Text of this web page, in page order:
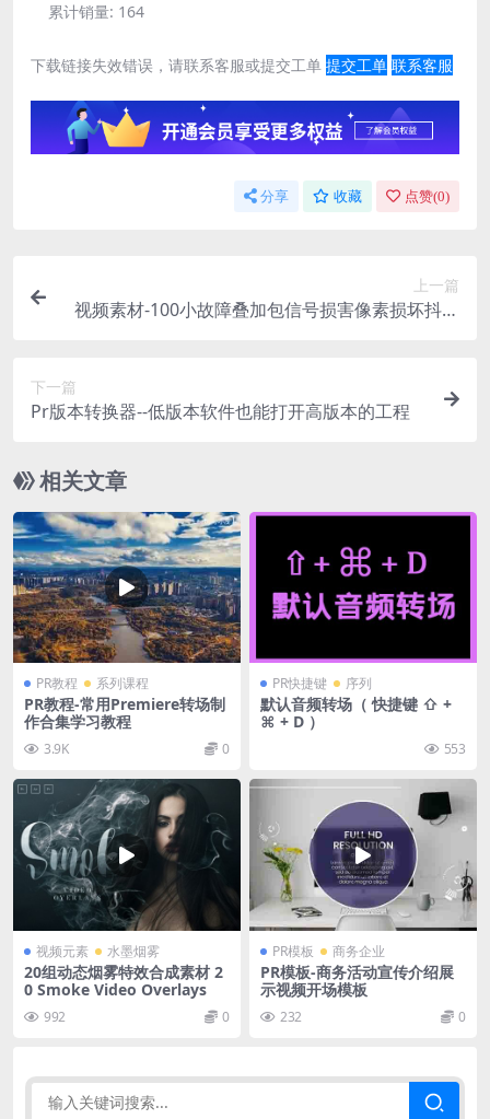
累计销量: 164
下载链接失效错误，请联系客服或提交工单 提交工单 联系客服
分享 收藏 点赞(0)
上一篇
视频素材-100小故障叠加包信号损害像素损坏抖动
下一篇
Pr版本转换器--低版本软件也能打开高版本的工程
相关文章
PR教程 系列课程
PR教程-常用Premiere转场制
作合集学习教程
3.9K 0
PR快捷键 序列
默认音频转场（ 快捷键 ⇧ +
⌘ + D ）
553
视频元素 水墨烟雾
20组动态烟雾特效合成素材 2
0 Smoke Video Overlays
992 0
PR模板 商务企业
PR模板-商务活动宣传介绍展
示视频开场模板
232 0